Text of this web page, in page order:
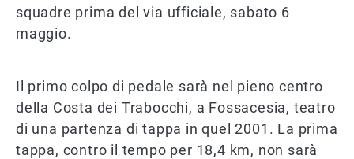
squadre prima del via ufficiale, sabato 6
maggio.
Il primo colpo di pedale sarà nel pieno centro
della Costa dei Trabocchi, a Fossacesia, teatro
di una partenza di tappa in quel 2001. La prima
tappa, contro il tempo per 18,4 km, non sarà